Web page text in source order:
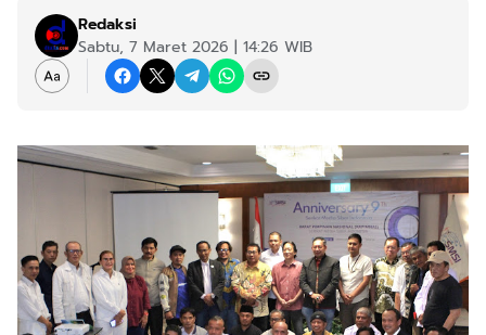
Redaksi
Sabtu, 7 Maret 2026 | 14:26 WIB